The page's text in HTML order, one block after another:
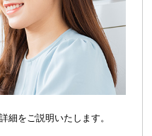
細をご説明いたします。